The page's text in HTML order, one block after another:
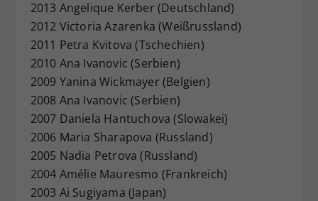
2013 Angelique Kerber (Deutschland)
2012 Victoria Azarenka (Weißrussland)
2011 Petra Kvitova (Tschechien)
2010 Ana Ivanovic (Serbien)
2009 Yanina Wickmayer (Belgien)
2008 Ana Ivanovic (Serbien)
2007 Daniela Hantuchova (Slowakei)
2006 Maria Sharapova (Russland)
2005 Nadia Petrova (Russland)
2004 Amélie Mauresmo (Frankreich)
2003 Ai Sugiyama (Japan)